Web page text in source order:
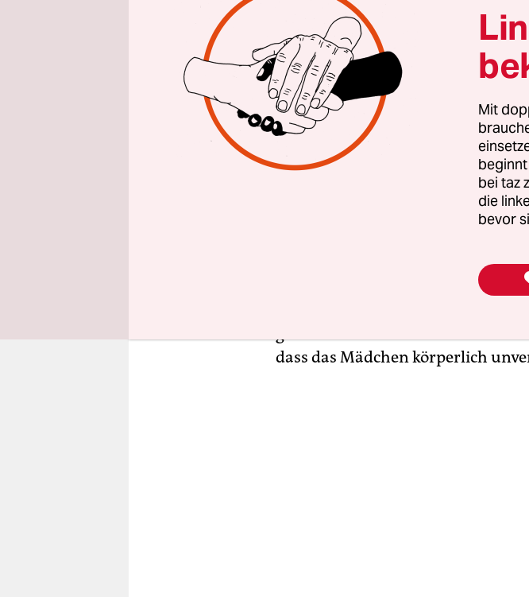
genannt. In einem Video, das am
sehen, wie eine Gruppe von
rassistisch beleidigt und die
soll ein Jugendlicher dem
sie dabei mit der Fußspitze
Freitagabend ereignet.
Nach der Auswertung der
mit, dass sie
ausginge, dass das Kind ins
körperlichen Verletzungen
geschilderte Tathandlung
dass das Mädchen körperlich
Mit
bei taz
die
bevor